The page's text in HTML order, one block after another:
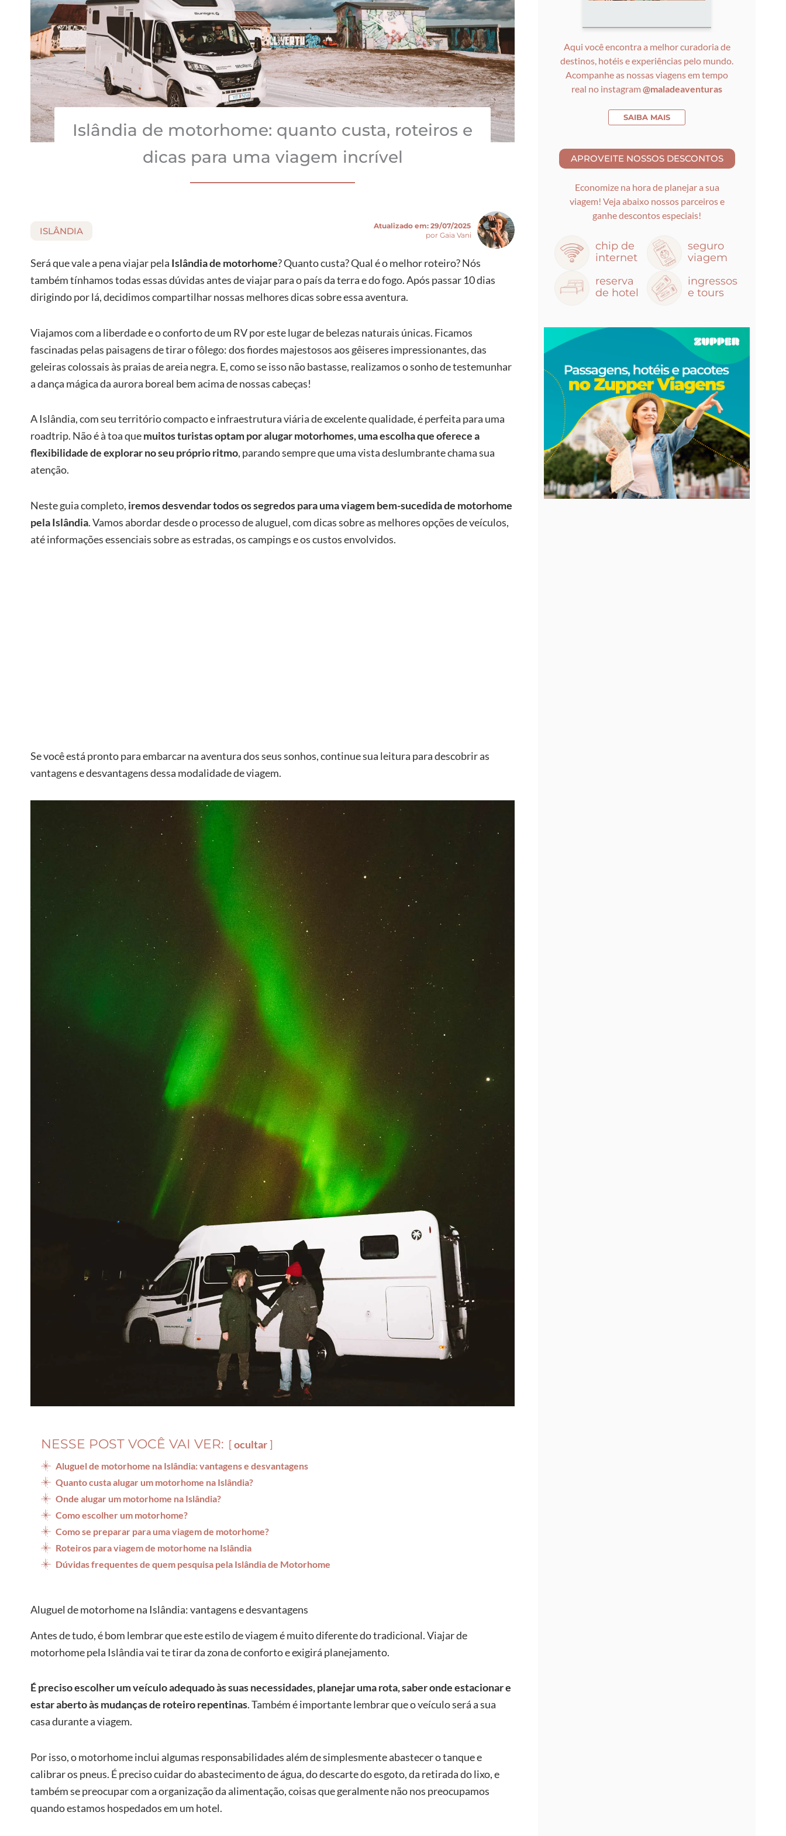
Islândia de motorhome: quanto custa, roteiros e
dicas para uma viagem incrível
ISLÂNDIA Atualizado em: 29/07/2025
por Gaia Vani
Será que vale a pena viajar pela Islândia de motorhome? Quanto custa? Qual é o melhor roteiro? Nós
também tínhamos todas essas dúvidas antes de viajar para o país da terra e do fogo. Após passar 10 dias
dirigindo por lá, decidimos compartilhar nossas melhores dicas sobre essa aventura.
Viajamos com a liberdade e o conforto de um RV por este lugar de belezas naturais únicas. Ficamos
fascinadas pelas paisagens de tirar o fôlego: dos fiordes majestosos aos gêiseres impressionantes, das
geleiras colossais às praias de areia negra. E, como se isso não bastasse, realizamos o sonho de testemunhar
a dança mágica da aurora boreal bem acima de nossas cabeças!
A Islândia, com seu território compacto e infraestrutura viária de excelente qualidade, é perfeita para uma
roadtrip. Não é à toa quemuitos turistas optam por alugar motorhomes, uma escolha que oferece a
flexibilidade de explorar no seu próprio ritmo, parando sempre que uma vista deslumbrante chama sua
atenção.
Neste guia completo, iremos desvendar todos os segredos para uma viagem bem-sucedida de motorhome
pela Islândia. Vamos abordar desde o processo de aluguel, com dicas sobre as melhores opções de veículos,
até informações essenciais sobre as estradas, os campings e os custos envolvidos.
Se você está pronto para embarcar na aventura dos seus sonhos, continue sua leitura para descobrir as
vantagens e desvantagens dessa modalidade de viagem.
NESSE POST VOCÊ VAI VER: ocultar
Aluguel de motorhome na Islândia: vantagens e desvantagens
Quanto custa alugar um motorhome na Islândia?
Onde alugar um motorhome na Islândia?
Como escolher um motorhome?
Como se preparar para uma viagem de motorhome?
Roteiros para viagem de motorhome na Islândia
Dúvidas frequentes de quem pesquisa pela Islândia de Motorhome
Aluguel de motorhome na Islândia: vantagens e desvantagens
Antes de tudo, é bom lembrar que este estilo de viagem é muito diferente do tradicional. Viajar de
motorhome pela Islândia vai te tirar da zona de conforto e exigirá planejamento.
É preciso escolher um veículo adequado às suas necessidades, planejar uma rota, saber onde estacionar e
estar aberto às mudanças de roteiro repentinas. Também é importante lembrar que o veículo será a sua
casa durante a viagem.
Por isso, o motorhome inclui algumas responsabilidades além de simplesmente abastecer o tanque e
calibrar os pneus. É preciso cuidar do abastecimento de água, do descarte do esgoto, da retirada do lixo, e
também se preocupar com a organização da alimentação, coisas que geralmente não nos preocupamos
quando estamos hospedados em um hotel.
Aqui você encontra a melhor curadoria de
destinos, hotéis e experiências pelo mundo.
Acompanhe as nossas viagens em tempo
real no instagram@maladeaventuras
SAIBA MAIS
Economize na hora de planejar a sua
viagem! Veja abaixo nossos parceiros e
ganhe descontos especiais!
chip de
internet
seguro
viagem
reserva
de hotel
ingressos
e tours